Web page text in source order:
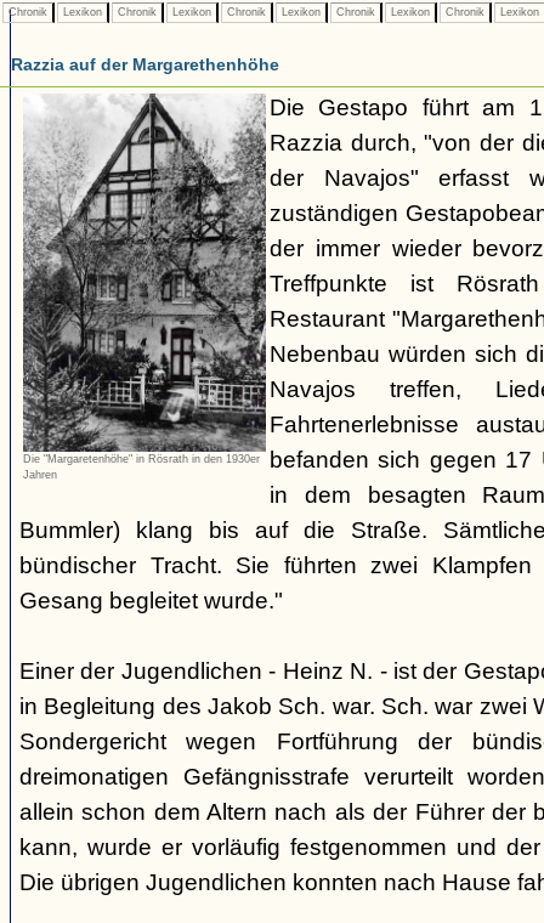
Chronik Lexikon Chronik Lexikon Chronik Lexikon Chronik Lexikon Chronik Lexikon
Razzia auf der Margarethenhöhe
Die "Margaretenhöhe" in Rösrath in den 1930er
Jahren
Die Gestapo führt am
Razzia durch, "von der
der Navajos" erfasst
zuständigen
der immer wieder
Treffpunkte ist
Restaurant
Nebenbau würden sich
Navajos treffen,
Fahrtenerlebnisse
befanden sich gegen 17
in dem besagten
Bummler) klang bis auf die Straße.
bündischer Tracht. Sie führten zwei
Gesang begleitet wurde."
Einer der Jugendlichen - Heinz N. - ist der
in Begleitung des Jakob Sch. war. Sch. war zwei
Sondergericht wegen Fortführung der
dreimonatigen Gefängnisstrafe verurteilt
allein schon dem Altern nach als der Führer der
kann, wurde er vorläufig festgenommen und
Die übrigen Jugendlichen konnten nach Hause